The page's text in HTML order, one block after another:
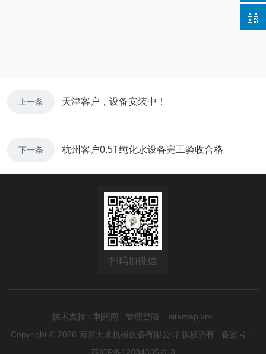
上一条 天津客户，设备安装中！
下一条 杭州客户0.5T纯化水设备完工验收合格
扫码加微信
技术支持： 制药网 管理登陆
sitemap.xml
Copyright © 2026 南京天水机械设备有限公司 版权所有 备案号：